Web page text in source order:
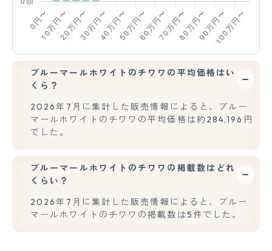
ブルーマールホワイトのチワワの平均価格はい
くら？
2026年7月に集計した販売情報によると、ブルー
マールホワイトのチワワの平均価格は約284,196円
でした。
ブルーマールホワイトのチワワの掲載数はどれ
くらい？
2026年7月に集計した販売情報によると、ブルー
マールホワイトのチワワの掲載数は5件でした。